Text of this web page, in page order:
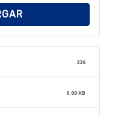
326
0.00 KB